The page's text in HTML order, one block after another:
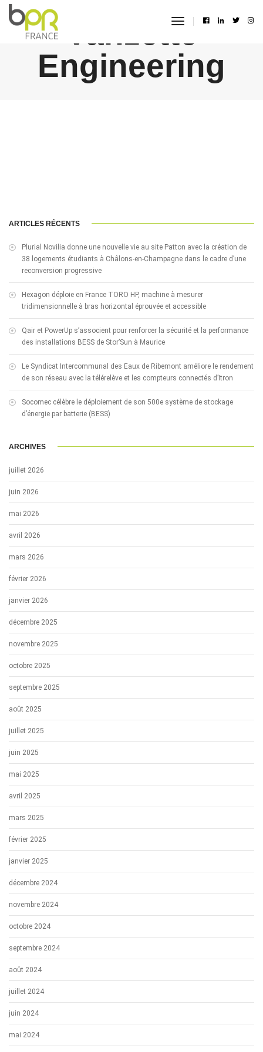
toggle
Vanzette
Engineering
ARTICLES RÉCENTS
Plurial Novilia donne une nouvelle vie au site Patton avec la création de
38 logements étudiants à Châlons-en-Champagne dans le cadre d’une
reconversion progressive
Hexagon déploie en France TORO HP, machine à mesurer
tridimensionnelle à bras horizontal éprouvée et accessible
Qair et PowerUp s’associent pour renforcer la sécurité et la performance
des installations BESS de Stor’Sun à Maurice
Le Syndicat Intercommunal des Eaux de Ribemont améliore le rendement
de son réseau avec la télérelève et les compteurs connectés d’Itron
Socomec célèbre le déploiement de son 500e système de stockage
d’énergie par batterie (BESS)
ARCHIVES
juillet 2026
juin 2026
mai 2026
avril 2026
mars 2026
février 2026
janvier 2026
décembre 2025
novembre 2025
octobre 2025
septembre 2025
août 2025
juillet 2025
juin 2025
mai 2025
avril 2025
mars 2025
février 2025
janvier 2025
décembre 2024
novembre 2024
octobre 2024
septembre 2024
août 2024
juillet 2024
juin 2024
mai 2024